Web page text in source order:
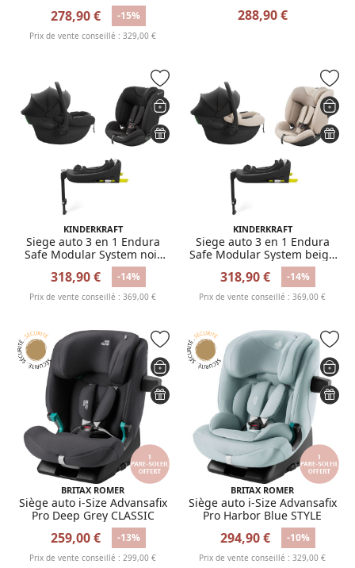
278,90 € -15%
Prix de vente conseillé : 329,00 €
288,90 €
KINDERKRAFT
Siege auto 3 en 1 Endura
Safe Modular System noir
avec base
318,90 € -14%
Prix de vente conseillé : 369,00 €
KINDERKRAFT
Siege auto 3 en 1 Endura
Safe Modular System beige
avec base
318,90 € -14%
Prix de vente conseillé : 369,00 €
BRITAX ROMER
Siège auto i-Size Advansafix
Pro Deep Grey CLASSIC
259,00 € -13%
Prix de vente conseillé : 299,00 €
BRITAX ROMER
Siège auto i-Size Advansafix
Pro Harbor Blue STYLE
294,90 € -10%
Prix de vente conseillé : 329,00 €